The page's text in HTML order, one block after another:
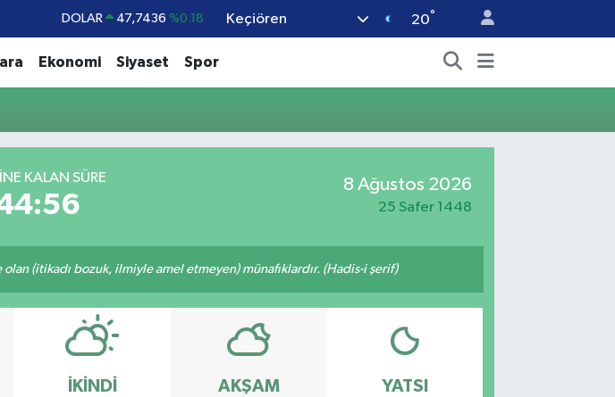
DOLAR 47,7436 %0.18
BİST100 13.779 %-14
BITCOIN 64.960,21
Keçiören 20°
Ekonomi Siyaset Spor
KALAN SÜRE 8 Ağustos 2026
25 Safer 1448
(itikadı bozuk, ilmiyle amel etmeyen) münafıklardır. (Hadis-i şerif)
İKINDI AKŞAM YATSI